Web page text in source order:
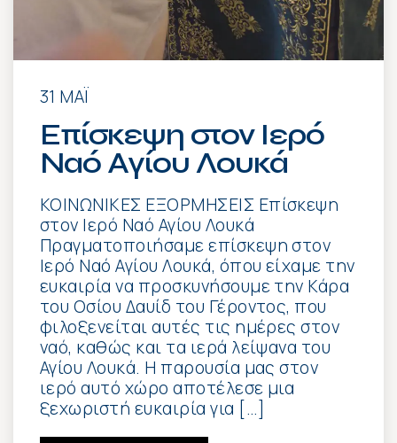
31 ΜΆΙ
Επίσκεψη στον Ιερό
Ναό Αγίου Λουκά
ΚΟΙΝΩΝΙΚΕΣ ΕΞΟΡΜΗΣΕΙΣ Επίσκεψη
στον Ιερό Ναό Αγίου Λουκά
Πραγματοποιήσαμε επίσκεψη στον
Ιερό Ναό Αγίου Λουκά, όπου είχαμε την
ευκαιρία να προσκυνήσουμε την Κάρα
του Οσίου Δαυίδ του Γέροντος, που
φιλοξενείται αυτές τις ημέρες στον
ναό, καθώς και τα ιερά λείψανα του
Αγίου Λουκά. Η παρουσία μας στον
ιερό αυτό χώρο αποτέλεσε μια
ξεχωριστή ευκαιρία για […]